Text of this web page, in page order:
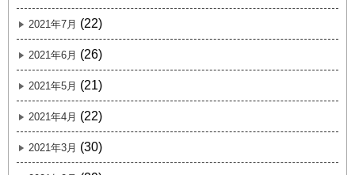
2021年7月 (22)
2021年6月 (26)
2021年5月 (21)
2021年4月 (22)
2021年3月 (30)